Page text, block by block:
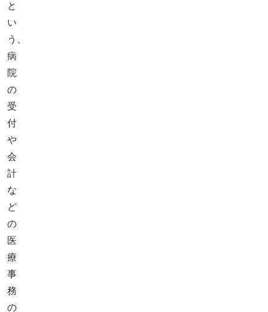
と
い
う、
病
院
の
受
付
や
会
計
な
ど
の
医
療
事
務
の